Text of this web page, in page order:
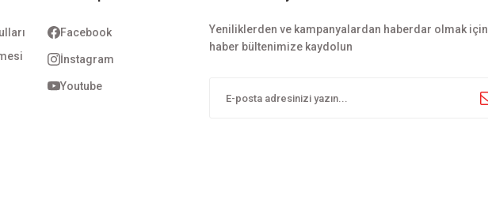
Facebook
İnstagram
Youtube
Yeniliklerden ve kampanyalardan haberdar olmak için
haber bültenimize kaydolun